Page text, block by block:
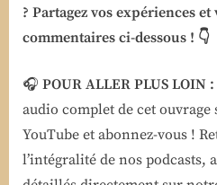
? Partagez vos expériences et
commentaires ci-dessous ! 👇
🎧 POUR ALLER PLUS LOIN :
audio complet de cet
YouTube et abonnez-vous !
l’intégralité de nos podcasts,